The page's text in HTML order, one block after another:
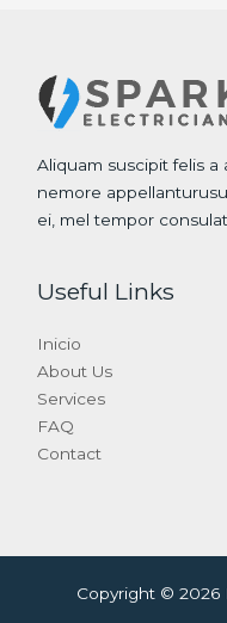
Aliquam suscipit felis
nemore
ei, mel tempor
Useful Links
Inicio
About Us
Services
FAQ
Contact
Copyright © 2026